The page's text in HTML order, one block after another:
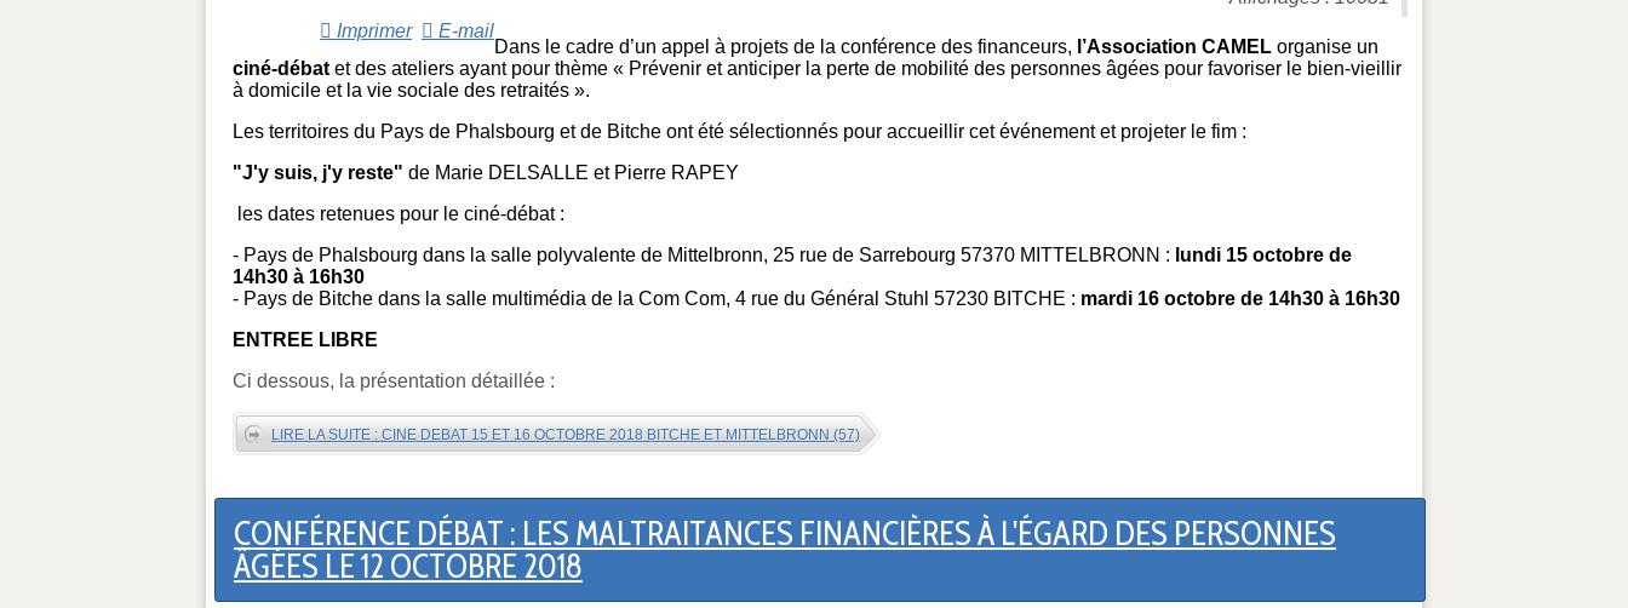
Imprimer
E-mail
Dans le cadre d’un appel à projets de la conférence des financeurs, l’Association CAMEL organise un
ciné-débat et des ateliers ayant pour thème « Prévenir et anticiper la perte de mobilité des personnes âgées pour favoriser le bien-vieillir
à domicile et la vie sociale des retraités ».
Les territoires du Pays de Phalsbourg et de Bitche ont été sélectionnés pour accueillir cet événement et projeter le fim :
"J'y suis, j'y reste" de Marie DELSALLE et Pierre RAPEY
les dates retenues pour le ciné-débat :
- Pays de Phalsbourg dans la salle polyvalente de Mittelbronn, 25 rue de Sarrebourg 57370 MITTELBRONN : lundi 15 octobre de
14h30 à 16h30
- Pays de Bitche dans la salle multimédia de la Com Com, 4 rue du Général Stuhl 57230 BITCHE : mardi 16 octobre de 14h30 à 16h30
ENTREE LIBRE
Ci dessous, la présentation détaillée :
LIRE LA SUITE : CINE DEBAT 15 ET 16 OCTOBRE 2018 BITCHE ET MITTELBRONN (57)
CONFÉRENCE DÉBAT : LES MALTRAITANCES FINANCIÈRES À L'ÉGARD DES PERSONNES
ÂGÉES LE 12 OCTOBRE 2018